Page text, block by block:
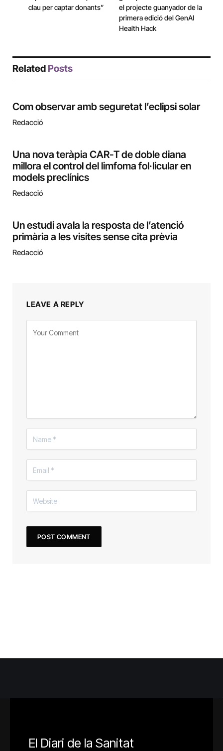
clau per captar donants”
el projecte guanyador de la
primera edició del GenAI
Health Hack
Related Posts
Com observar amb seguretat l’eclipsi solar
Redacció
Una nova teràpia CAR-T de doble diana
millora el control del limfoma fol·licular en
models preclínics
Redacció
Un estudi avala la resposta de l’atenció
primària a les visites sense cita prèvia
Redacció
LEAVE A REPLY
El Diari de la Sanitat